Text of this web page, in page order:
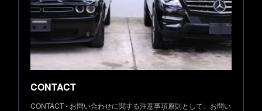
CONTACT
CONTACT - お問い合わせに関する注意事項原則として、お問い